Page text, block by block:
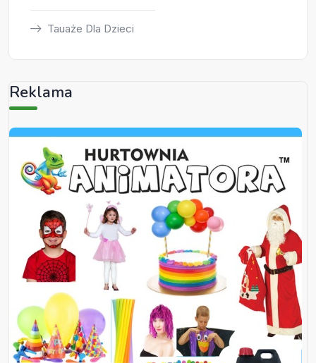
Tauaże Dla Dzieci
Reklama